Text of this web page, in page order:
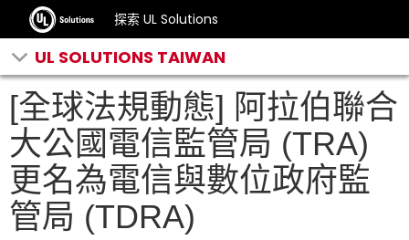
探索 UL Solutions
UL SOLUTIONS TAIWAN
[全球法規動態] 阿拉伯聯合
大公國電信監管局 (TRA)
更名為電信與數位政府監
管局 (TDRA)